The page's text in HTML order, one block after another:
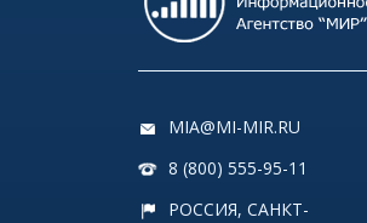
MIA@MI-MIR.RU
8 (800) 555-95-11
РОССИЯ, САНКТ-